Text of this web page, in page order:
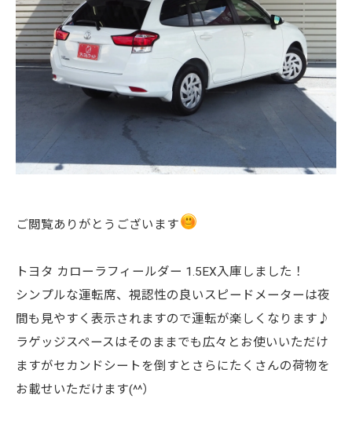
ご閲覧ありがとうございます
トヨタ カローラフィールダー 1.5EX入庫しました！
シンプルな運転席、視認性の良いスピードメーターは夜
間も見やすく表示されますので運転が楽しくなります♪
ラゲッジスペースはそのままでも広々とお使いいただけ
ますがセカンドシートを倒すとさらにたくさんの荷物を
お載せいただけます(^^）